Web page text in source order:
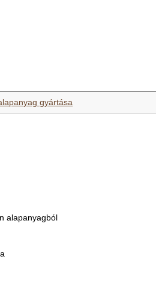
gyártása
alapanyagból